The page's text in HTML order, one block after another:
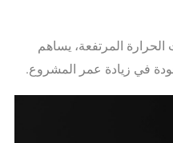
المرتفعة، يساهم
في زيادة عمر المشروع.